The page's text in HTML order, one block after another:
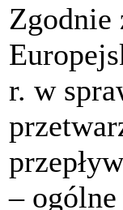
Zgodnie
r. w
–